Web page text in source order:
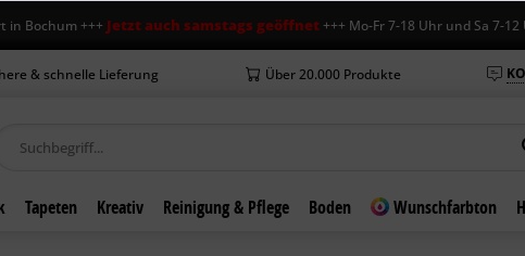
+++Jetzt auch samstags geöffnet+++ Mo-Fr 7-18 Uhr und Sa 7-12 Uhr
& schnelle Lieferung Über 20.000 Produkte
Tapeten Kreativ Reinigung & Pflege Boden Wunschfarbton